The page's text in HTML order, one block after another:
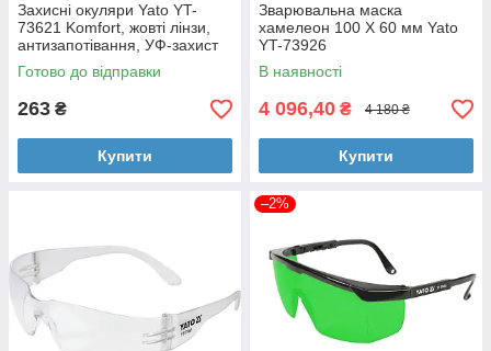
Захисні окуляри Yato YT-
73621 Komfort, жовті лінзи,
антизапотівання, УФ-захист
Готово до відправки
263 ₴
Купити
Зварювальна маска
хамелеон 100 Х 60 мм Yato
YT-73926
В наявності
4 096,40 ₴ 4 180 ₴
Купити
–2%